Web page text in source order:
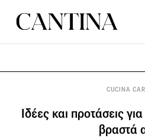
CUCINA
Ιδέες και προτάσεις
βραστά